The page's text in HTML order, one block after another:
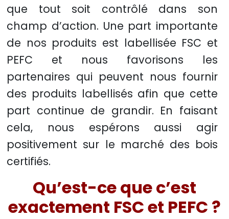
que tout soit contrôlé dans son
champ d’action. Une part importante
de nos produits est labellisée FSC et
PEFC et nous favorisons les
partenaires qui peuvent nous fournir
des produits labellisés afin que cette
part continue de grandir. En faisant
cela, nous espérons aussi agir
positivement sur le marché des bois
certifiés.
Qu’est-ce que c’est
exactement FSC et PEFC ?